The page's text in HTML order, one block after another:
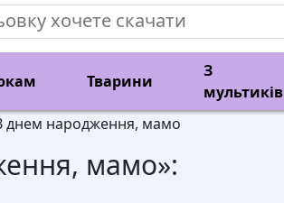
Тварини
З
мультиків
днем народження, мамо
мамо»: